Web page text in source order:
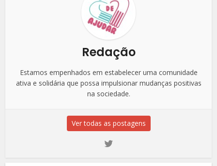
Redação
Estamos empenhados em estabelecer uma comunidade
ativa e solidária que possa impulsionar mudanças positivas
na sociedade.
Ver todas as postagens